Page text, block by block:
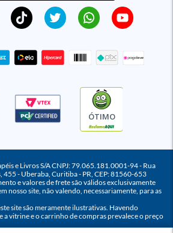
ÓTIMO
e Livros S/A CNPJ: 79.065.181.0001-94 - Rua
455 - Uberaba, Curitiba - PR, CEP: 81560-653
e valores de frete são válidos exclusivamente
nosso site, não valendo, necessariamente, para as
site são meramente ilustrativas. Havendo
a vitrine e o carrinho de compras prevalece o preço